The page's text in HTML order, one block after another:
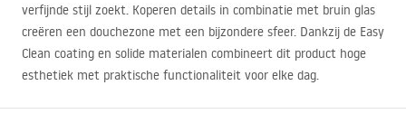
verfijnde stijl zoekt. Koperen details in combinatie met bruin glas
creëren een douchezone met een bijzondere sfeer. Dankzij de Easy
Clean coating en solide materialen combineert dit product hoge
esthetiek met praktische functionaliteit voor elke dag.